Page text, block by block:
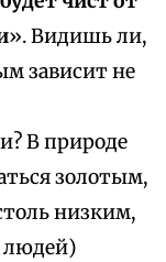
». Видишь ли,
зависит не
В природе
золотым,
низким,
людей)